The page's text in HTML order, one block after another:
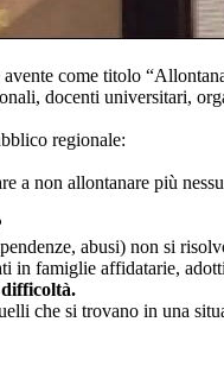
come titolo
docenti universitari,
regionale:
a non allontanare più
abusi) non si
in famiglie affidatarie,
che si trovano in una